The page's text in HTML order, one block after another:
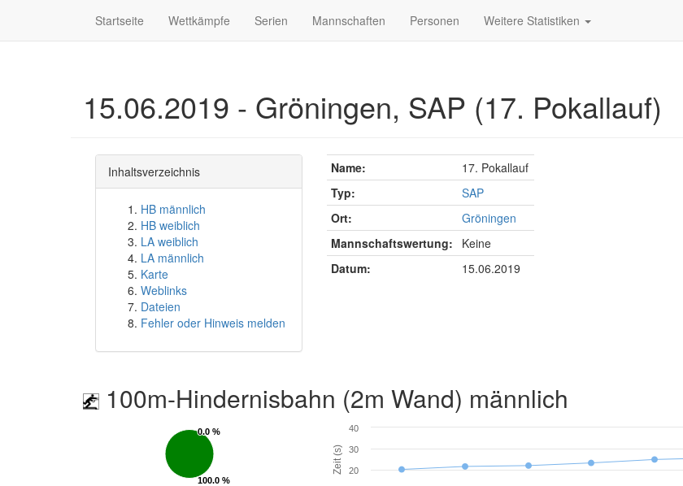
Startseite Wettkämpfe Serien Mannschaften Personen Weitere Statistiken
15.06.2019 - Gröningen, SAP (17. Pokallauf)
Inhaltsverzeichnis
HB männlich
HB weiblich
LA weiblich
LA männlich
Karte
Weblinks
Dateien
Fehler oder Hinweis melden
Name:
17. Pokallauf
Typ:
SAP
Ort:
Gröningen
Mannschaftswertung:
Keine
Datum:
15.06.2019
100m-Hindernisbahn (2m Wand) männlich
0.0 %
0.0 %
100.0 %
100.0 %
Zeit (s) 20
30
40